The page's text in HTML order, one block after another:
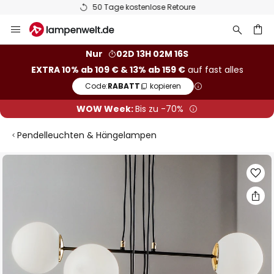
50 Tage kostenlose Retoure
Inhalt
Nur
02D 13H 02M 15S
EXTRA 10% ab 109 € & 13% ab 159 €auf fast alles
Code:RABATT kopieren
WOW Week:Bis zu -70%
Pendelleuchten & Hängelampen
Zum
springen